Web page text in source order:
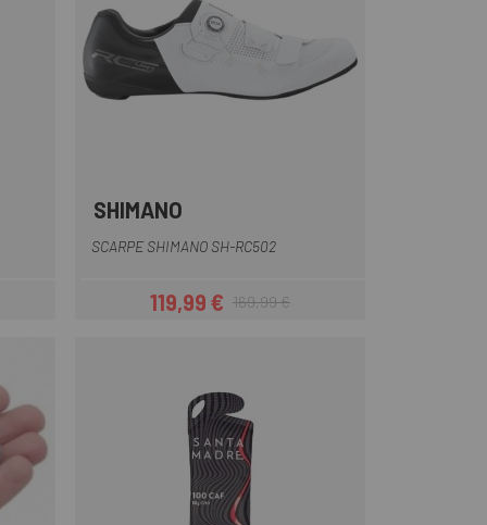
SHIMANO
SCARPE SHIMANO SH-RC502
Prezzo
119,99 €Prezzo base
169,99 €